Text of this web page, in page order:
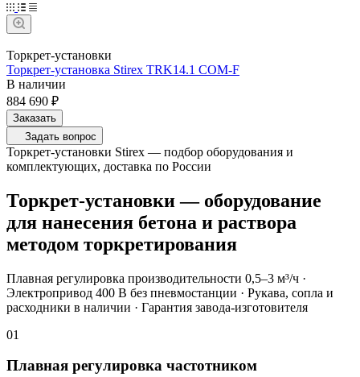
Торкрет-установки
Торкрет-установка Stirex TRK14.1 COM-F
В наличии
884 690 ₽
Заказать
Задать вопрос
Торкрет-установки Stirex — подбор оборудования и
комплектующих, доставка по России
Торкрет-установки — оборудование
для нанесения бетона и раствора
методом торкретирования
Плавная регулировка производительности 0,5–3 м³/ч ·
Электропривод 400 В без пневмостанции · Рукава, сопла и
расходники в наличии · Гарантия завода-изготовителя
01
Плавная регулировка частотником